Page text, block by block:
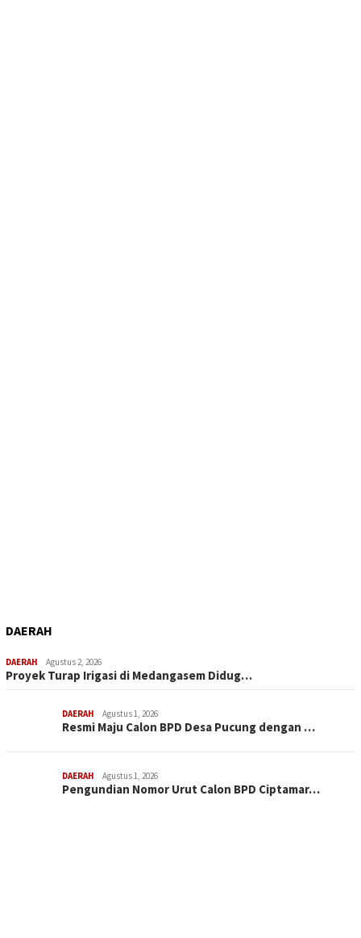
DAERAH
DAERAH Agustus 2, 2026
Proyek Turap Irigasi di Medangasem Didug…
DAERAH Agustus 1, 2026
Resmi Maju Calon BPD Desa Pucung dengan …
DAERAH Agustus 1, 2026
Pengundian Nomor Urut Calon BPD Ciptamar…